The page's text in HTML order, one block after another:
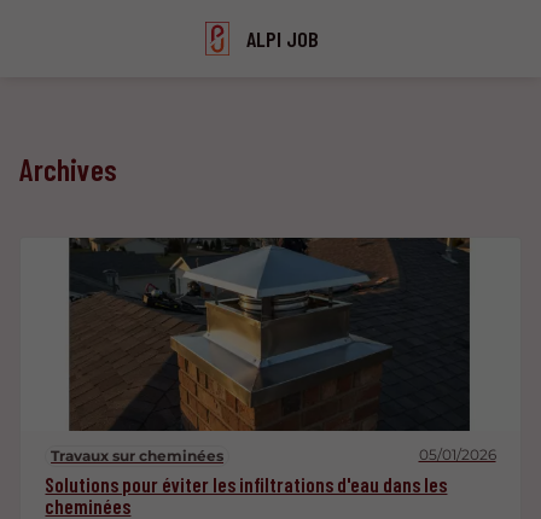
ALPI JOB
Archives
Travaux sur cheminées 05/01/2026
Solutions pour éviter les infiltrations d'eau dans les
cheminées